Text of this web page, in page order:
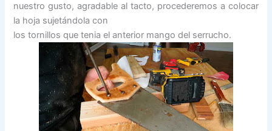
nuestro gusto, agradable al tacto, procederemos a colocar
la hoja sujetándola con
los tornillos que tenia el anterior mango del serrucho.